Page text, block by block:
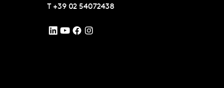
T +39 02 54072438